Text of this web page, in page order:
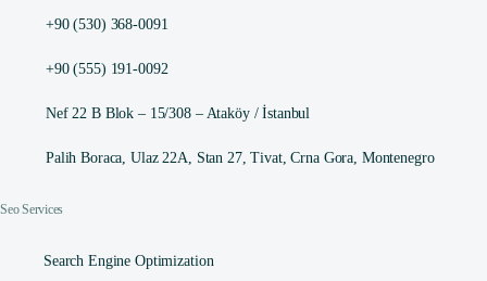
+90 (530) 368-0091
+90 (555) 191-0092
Nef 22 B Blok – 15/308 – Ataköy / İstanbul
Palih Boraca, Ulaz 22A, Stan 27, Tivat, Crna Gora, Montenegro
Seo Services
Search Engine Optimization